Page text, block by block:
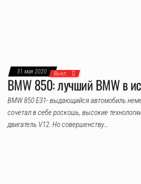
31 мая 2020 Выкл.
BMW 850: лучший BMW в
BMW 850 E31- выдающийся автомобиль
сочетал в себе роскошь, высокие
двигатель V12. Но совершенству…